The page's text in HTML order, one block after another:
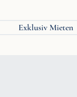
Exklusiv Mieten